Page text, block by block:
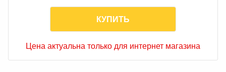
КУПИТЬ
Цена актуальна только для интернет магазина